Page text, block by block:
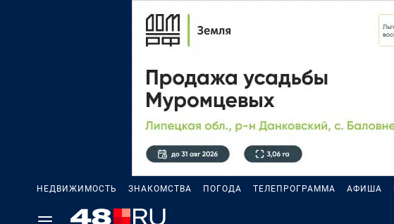
НЕДВИЖИМОСТЬ ЗНАКОМСТВА ПОГОДА ТЕЛЕПРОГРАММА АФИША